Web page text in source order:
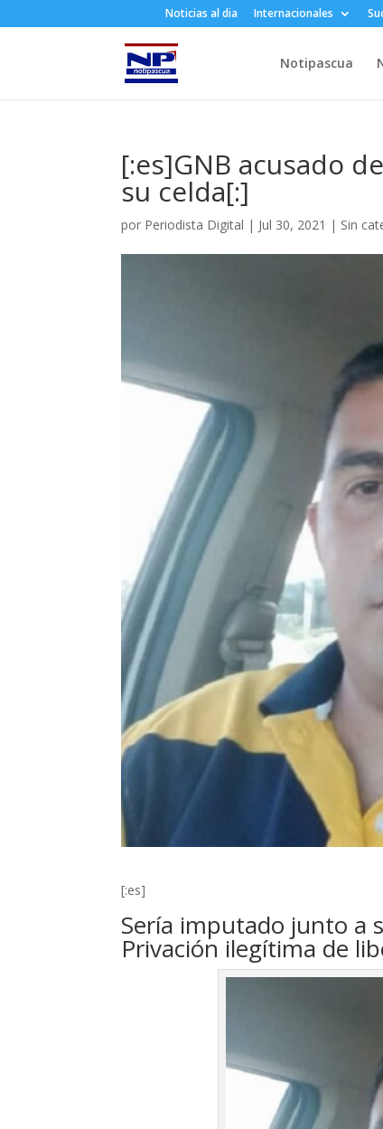
Noticias al dia Internacionales
Notipascua
[:es]GNB acusado
su celda[:]
por Periodista Digital | Jul 30, 2021 | Sin
[:es]
Sería imputado junto a
Privación ilegítima de